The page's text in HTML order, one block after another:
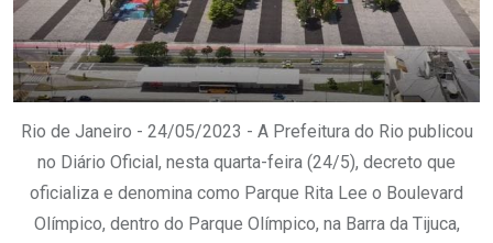
Rio de Janeiro - 24/05/2023 - A Prefeitura do Rio publicou
no Diário Oficial, nesta quarta-feira (24/5), decreto que
oficializa e denomina como Parque Rita Lee o Boulevard
Olímpico, dentro do Parque Olímpico, na Barra da Tijuca,